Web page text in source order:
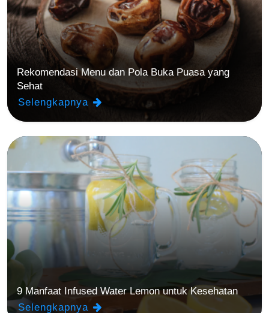
Rekomendasi Menu dan Pola Buka Puasa yang
Sehat
Selengkapnya
9 Manfaat Infused Water Lemon untuk Kesehatan
Selengkapnya